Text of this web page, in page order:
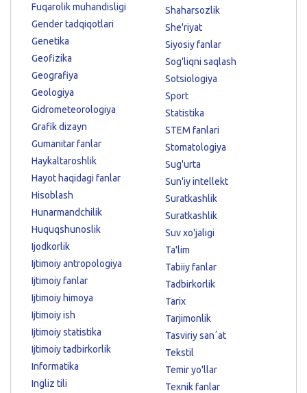
Fuqarolik muhandisligi
Gender tadqiqotlari
Genetika
Geofizika
Geografiya
Geologiya
Gidrometeorologiya
Grafik dizayn
Gumanitar fanlar
Haykaltaroshlik
Hayot haqidagi fanlar
Hisoblash
Hunarmandchilik
Huquqshunoslik
Ijodkorlik
Ijtimoiy antropologiya
Ijtimoiy fanlar
Ijtimoiy himoya
Ijtimoiy ish
Ijtimoiy statistika
Ijtimoiy tadbirkorlik
Informatika
Ingliz tili
Shaharsozlik
She'riyat
Siyosiy fanlar
Sog'liqni saqlash
Sotsiologiya
Sport
Statistika
STEM fanlari
Stomatologiya
Sug'urta
Sun'iy intellekt
Suratkashlik
Suratkashlik
Suv xo'jaligi
Ta'lim
Tabiiy fanlar
Tadbirkorlik
Tarix
Tarjimonlik
Tasviriy sanʼat
Tekstil
Temir yo'llar
Texnik fanlar